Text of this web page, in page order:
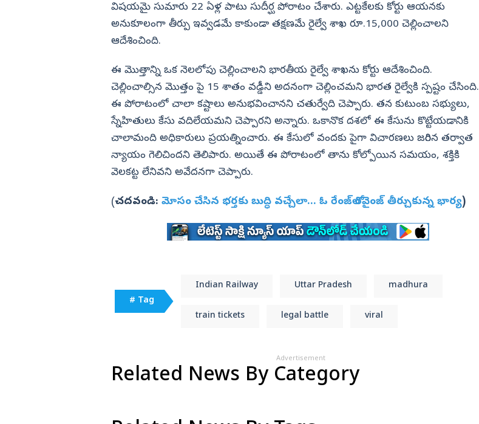
విషయమై సుమారు 22 ఏళ్ల పాటు సుదీర్ఘ పోరాటం చేశారు. ఎట్టకేలకు కోర్టు ఆయనకు
అనుకూలంగా తీర్పు ఇవ్వడమే కాకుండా తక్షణమే రైల్వే శాఖ రూ.15,000 చెల్లించాలని
ఆదేశించింది.
ఈ మొత్తాన్ని ఒక నెలలోపు చెల్లించాలని భారతీయ రైల్వే శాఖను కోర్టు ఆదేశించింది.
చెల్లించాల్సిన మొత్తం పై 15 శాతం వడ్డీని అదనంగా చెల్లించమని భారత రైల్వేకి స్పష్టం చేసింది.
ఈ పోరాటంలో చాలా కష్టాలు అనుభవించానని చతుర్వేది చెప్పారు. తన కుటుంబ సభ్యులు,
స్నేహితులు కేసు వదిలేయమని చెప్పారని అన్నారు. ఒకానొక దశలో ఈ కేసును కొట్టేయడానికి
చాలామంది అధికారులు ప్రయత్నించారు. ఈ కేసులో వందకు పైగా విచారణలు జరిగిన తర్వాత
న్యాయం గెలిచిందని తెలిపారు. అయితే ఈ పోరాటంలో తాను కోల్పోయిన సమయం, శక్తికి
వెలకట్ట లేనివని అవేదనగా చెప్పారు.
(చదవండి: మోసం చేసిన భర్తకు బుద్ధి వచ్చేలా... ఓ రేంజ్‌లో రివైంజ్‌ తీర్చుకున్న భార్య)
# Tag
Indian Railway Uttar Pradesh madhura
train tickets legal battle viral
Advertisement
Related News By Category